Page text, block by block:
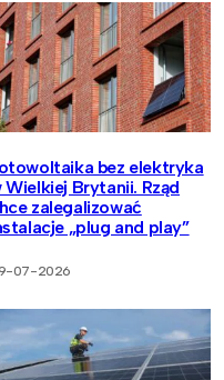
bez elektryka
Wielkiej Brytanii. Rząd
zalegalizować
„plug and play”
07-2026